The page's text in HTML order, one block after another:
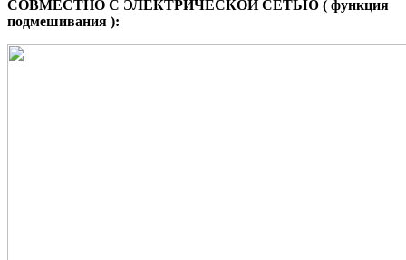
СОВМЕСТНО С ЭЛЕКТРИЧЕСКОЙ СЕТЬЮ ( функция
подмешивания ):